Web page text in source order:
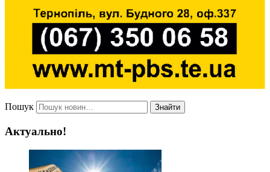
Пошук Знайти
Актуально!